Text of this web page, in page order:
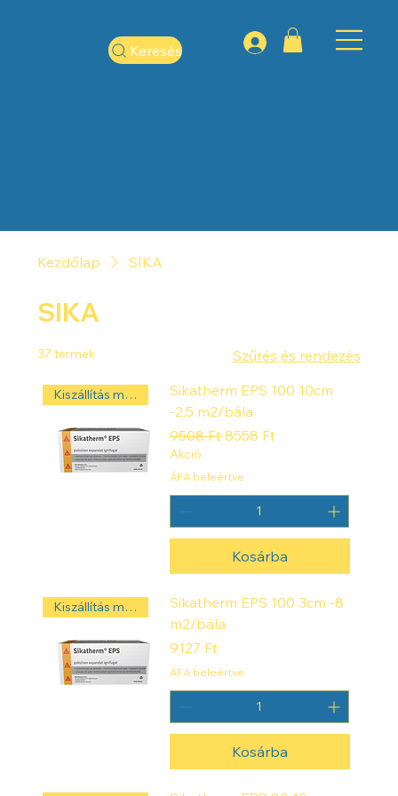
Keresés
Kezdőlap SIKA
SIKA
37 termék Szűrés és rendezés
Kiszállítás másnap! ‼️
Sikatherm EPS 100 10cm
-2,5 m2/bála
Szokásos ár
9508 FtAkciós ár
8558 Ft
Akció
ÁFA beleértve
Kosárba
Kiszállítás másnap! ‼️
Sikatherm EPS 100 3cm -8
m2/bála
Ár
9127 Ft
ÁFA beleértve
Kosárba